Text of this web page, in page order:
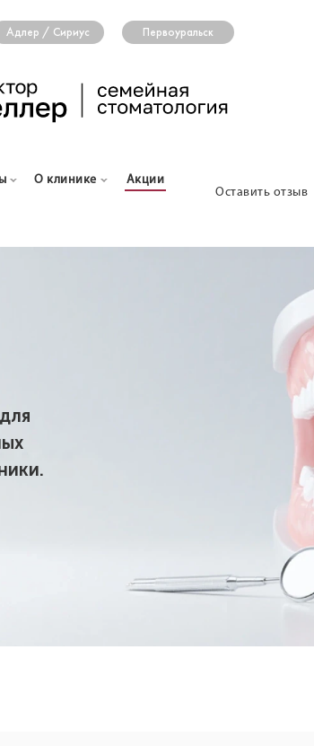
Адлер / Сириус Первоуральск
О клинике
Акции
Оставить отзыв